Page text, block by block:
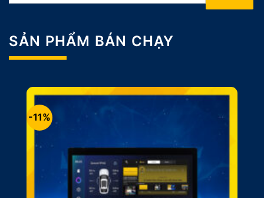
SẢN PHẨM BÁN CHẠY
-11%